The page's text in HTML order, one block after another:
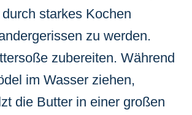
starkes Kochen
zu werden.
zubereiten. Während
im Wasser ziehen,
die Butter in einer großen